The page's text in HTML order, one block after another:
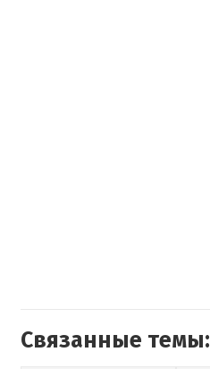
Связанные темы: